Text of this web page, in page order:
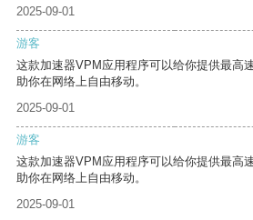
2025-09-01
游客
这款加速器VPM应用程序可以给你提供最高
助你在网络上自由移动。
2025-09-01
游客
这款加速器VPM应用程序可以给你提供最高
助你在网络上自由移动。
2025-09-01